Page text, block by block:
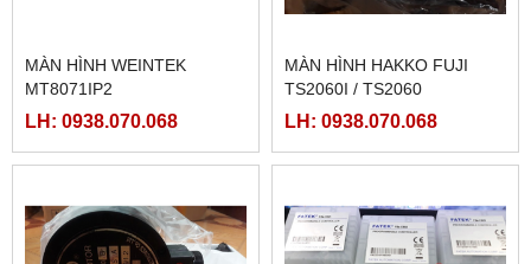
MÀN HÌNH WEINTEK
MT8071IP2
LH: 0938.070.068
MÀN HÌNH HAKKO FUJI
TS2060I / TS2060
LH: 0938.070.068